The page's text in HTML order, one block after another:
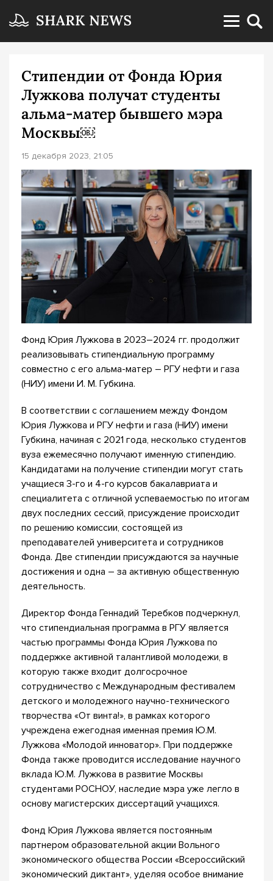
Стипендии от Фонда Юрия
Лужкова получат студенты
альма-матер бывшего мэра
Москвы￼
15 декабря 2023, 21:05
Фонд Юрия Лужкова в 2023–2024 гг. продолжит
реализовывать стипендиальную программу
совместно с его альма-матер – РГУ нефти и газа
(НИУ) имени И. М. Губкина.
В соответствии с соглашением между Фондом
Юрия Лужкова и РГУ нефти и газа (НИУ) имени
Губкина, начиная с 2021 года, несколько студентов
вуза ежемесячно получают именную стипендию.
Кандидатами на получение стипендии могут стать
учащиеся 3-го и 4-го курсов бакалавриата и
специалитета с отличной успеваемостью по итогам
двух последних сессий, присуждение происходит
по решению комиссии, состоящей из
преподавателей университета и сотрудников
Фонда. Две стипендии присуждаются за научные
достижения и одна – за активную общественную
деятельность.
Директор Фонда Геннадий Теребков подчеркнул,
что стипендиальная программа в РГУ является
частью программы Фонда Юрия Лужкова по
поддержке активной талантливой молодежи, в
которую также входит долгосрочное
сотрудничество с Международным фестивалем
детского и молодежного научно-технического
творчества «От винта!», в рамках которого
учреждена ежегодная именная премия Ю.М.
Лужкова «Молодой инноватор». При поддержке
Фонда также проводится исследование научного
вклада Ю.М. Лужкова в развитие Москвы
студентами РОСНОУ, наследие мэра уже легло в
основу магистерских диссертаций учащихся.
Фонд Юрия Лужкова является постоянным
партнером образовательной акции Вольного
экономического общества России «Всероссийский
экономический диктант», уделяя особое внимание